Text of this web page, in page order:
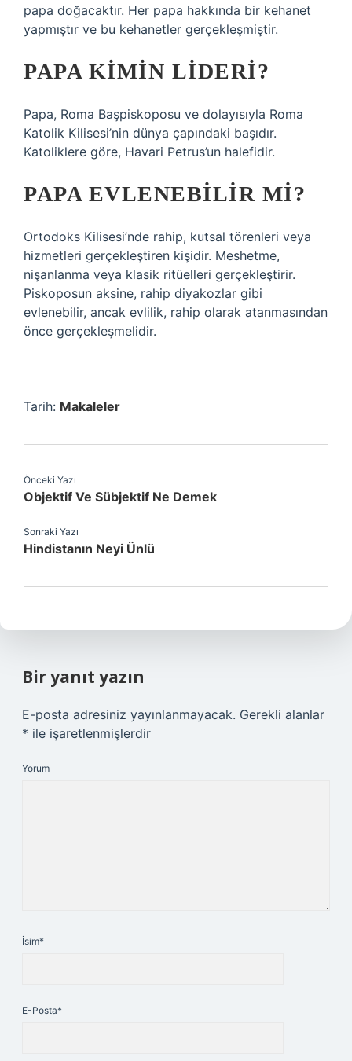
papa doğacaktır. Her papa hakkında bir kehanet
yapmıştır ve bu kehanetler gerçekleşmiştir.
PAPA KIMIN LIDERI?
Papa, Roma Başpiskoposu ve dolayısıyla Roma
Katolik Kilisesi’nin dünya çapındaki başıdır.
Katoliklere göre, Havari Petrus’un halefidir.
PAPA EVLENEBILIR MI?
Ortodoks Kilisesi’nde rahip, kutsal törenleri veya
hizmetleri gerçekleştiren kişidir. Meshetme,
nişanlanma veya klasik ritüelleri gerçekleştirir.
Piskoposun aksine, rahip diyakozlar gibi
evlenebilir, ancak evlilik, rahip olarak atanmasından
önce gerçekleşmelidir.
Tarih: Makaleler
Önceki Yazı
Objektif Ve Sübjektif Ne Demek
Sonraki Yazı
Hindistanın Neyi Ünlü
Bir yanıt yazın
E-posta adresiniz yayınlanmayacak. Gerekli alanlar
* ile işaretlenmişlerdir
Yorum
İsim*
E-Posta*